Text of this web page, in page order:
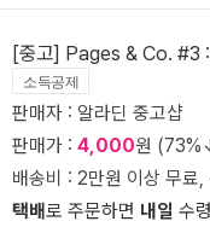
[중고] Pages & Co.
소득공제
판매자 : 알라딘 중고샵
판매가 : 4,000원
배송비 : 2만원 이상 무료
택배로 주문하면 내일 수령